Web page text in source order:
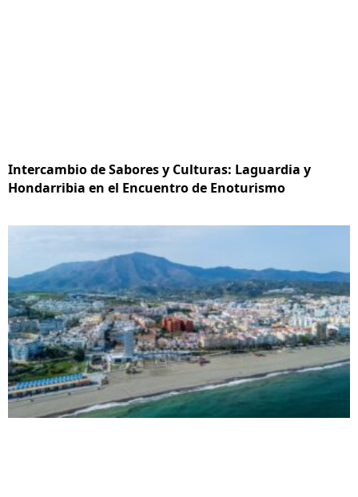
Intercambio de Sabores y Culturas: Laguardia y
Hondarribia en el Encuentro de Enoturismo